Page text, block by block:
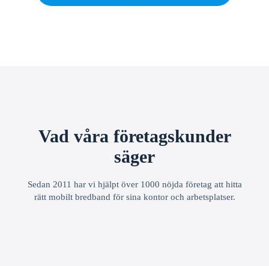
Vad våra företagskunder
säger
Sedan 2011 har vi hjälpt över 1000 nöjda företag att hitta
rätt mobilt bredband för sina kontor och arbetsplatser.